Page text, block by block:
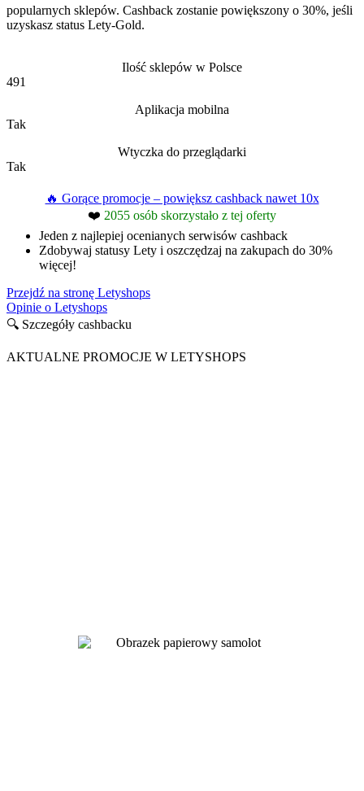
popularnych sklepów. Cashback zostanie powiększony o 30%, jeśli
uzyskasz status Lety-Gold.
Ilość sklepów w Polsce
491
Aplikacja mobilna
Tak
Wtyczka do przeglądarki
Tak
🔥 Gorące promocje – powiększ cashback nawet 10x
❤️ 2055 osób skorzystało z tej oferty
Jeden z najlepiej ocenianych serwisów cashback
Zdobywaj statusy Lety i oszczędzaj na zakupach do 30%
więcej!
Przejdź na stronę Letyshops
Opinie o Letyshops
🔍 Szczegóły cashbacku
AKTUALNE PROMOCJE W LETYSHOPS